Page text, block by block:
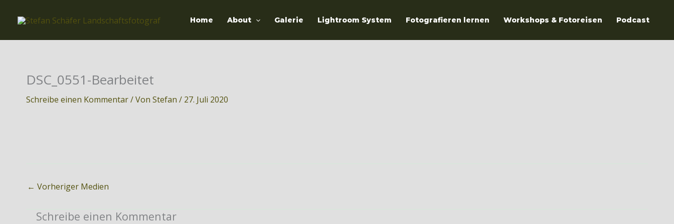
Inhalt
Home About Galerie Lightroom System Fotografieren lernen Workshops & Fotoreisen Podcast
DSC_0551-Bearbeitet
Schreibe einen Kommentar/ Von Stefan / 27. Juli 2020
← Vorheriger Medien
Schreibe einen Kommentar